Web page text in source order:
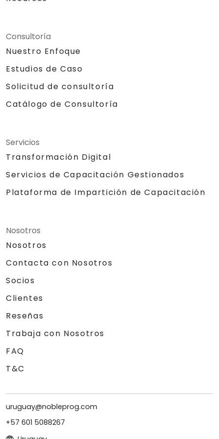
Consultoría
Nuestro Enfoque
Estudios de Caso
Solicitud de consultoría
Catálogo de Consultoría
Servicios
Transformación Digital
Servicios de Capacitación Gestionados
Plataforma de Impartición de Capacitación
Nosotros
Nosotros
Contacta con Nosotros
Socios
Clientes
Reseñas
Trabaja con Nosotros
FAQ
T&C
uruguay@nobleprog.com
+57 601 5088267